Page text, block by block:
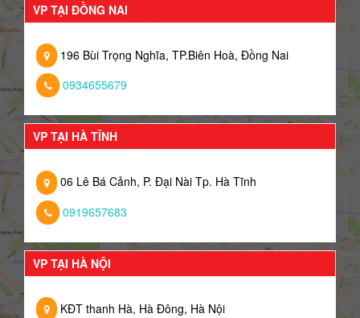
VP TẠI ĐỒNG NAI
196 Bùi Trọng Nghĩa, TP.Biên Hoà, Đồng Nai
0934655679
VP TẠI HÀ TĨNH
06 Lê Bá Cảnh, P. Đại Nài Tp. Hà Tĩnh
0919657683
VP TẠI HÀ NỘI
KĐT thanh Hà, Hà Đông, Hà Nội